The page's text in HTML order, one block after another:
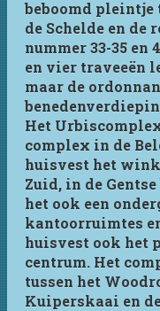
beboomd pleintje
de Schelde en de
nummer 33-35
en vier traveeën
maar de
Het
complex in de
huisvest het
Zuid, in de
het ook een
kantoorruimtes
huisvest ook
centrum. Het
tussen het
Kuiperskaai en